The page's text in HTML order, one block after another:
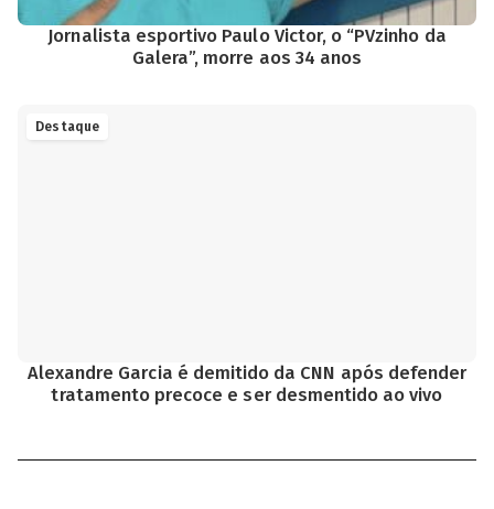
Jornalista esportivo Paulo Victor, o “PVzinho da
Galera”, morre aos 34 anos
Destaque
Alexandre Garcia é demitido da CNN após defender
tratamento precoce e ser desmentido ao vivo